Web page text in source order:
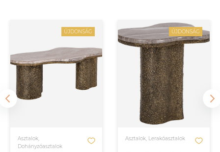
ÚJDONSÁG
Asztalok,
Dohányzóasztalok
ÚJDONSÁG
Asztalok, Lerakóasztalok